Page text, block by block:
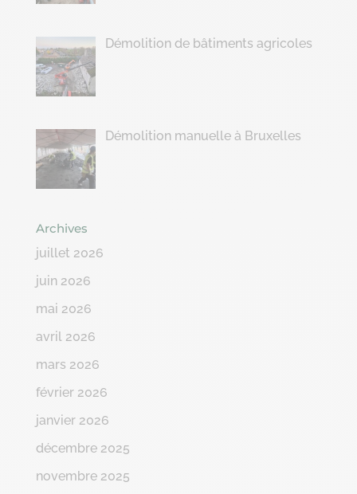
Démolition de bâtiments agricoles
Démolition manuelle à Bruxelles
Archives
juillet 2026
juin 2026
mai 2026
avril 2026
mars 2026
février 2026
janvier 2026
décembre 2025
novembre 2025